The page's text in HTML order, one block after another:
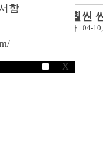
함
X
료 다 합쳐도 훨
, 작성일자 : 04-